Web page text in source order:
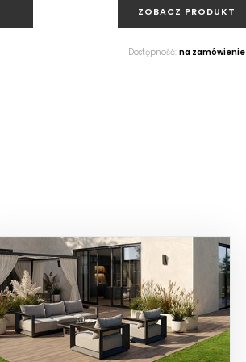
ZOBACZ PRODUKT
Dostępność: na zamówienie